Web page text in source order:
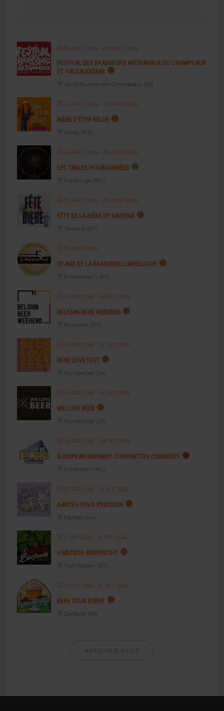
08 AOÛT 2026- 09 AOÛT 2026
FESTIVAL DES BRASSEURS ARTISANAUX DU CHAMPSAUR
ET VALGAUDEMAR
Saint-Bonnet-en-Champsaur (05)
22 AOÛT 2026- 23 AOÛT 2026
BIÈRE D’ÊTRE BELGE
Amay (BE)
26 AOÛT 2026- 30 AOÛT 2026
LES TABLES HOUBLONNÉES
Poperinge (BE)
27 AOÛT 2026- 30 AOÛT 2026
FÊTE DE LA BIÈRE DE SAVERNE
Saverne (67)
30 AOÛT 2026
20 ANS DE LA BRASSERIE L’ABREUVOIR
Breitenbach (67)
04 SEP 2026- 06 SEP 2026
BELGIAN BEER WEEKEND
Bruxelles (BE)
04 SEP 2026- 12 SEP 2026
BEER LOVE FEST
Montpellier (34)
04 SEP 2026- 05 SEP 2026
WE LOVE BEER
Montélimar (26)
06 SEP 2026- 09 SEP 2026
EUROPEAN BREWERY CONVENTION CONGRESS
Rotterdam (NL)
07 SEP 2026- 13 SEP 2026
NANTES SOUS PRESSION
Nantes (44)
11 SEP 2026- 12 SEP 2026
S’METEOR BIERFESCHT
Hochfelden (67)
12 SEP 2026- 13 SEP 2026
BEER TOUR EVENT
Cambrai (59)
AFFICHER PLUS